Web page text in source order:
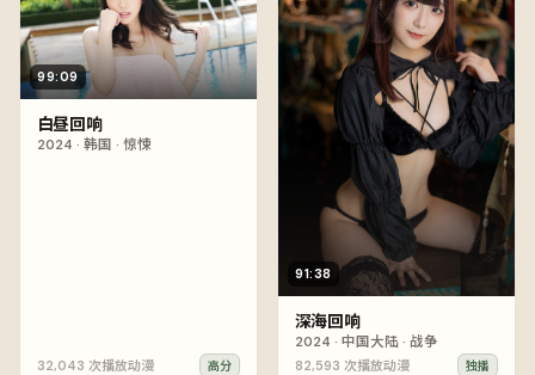
99:09
白昼回响
2024 · 韩国 · 惊悚
32,043 次播放动漫 高分
91:38
深海回响
2024 · 中国大陆· 战争
82,593 次播放动漫 独播